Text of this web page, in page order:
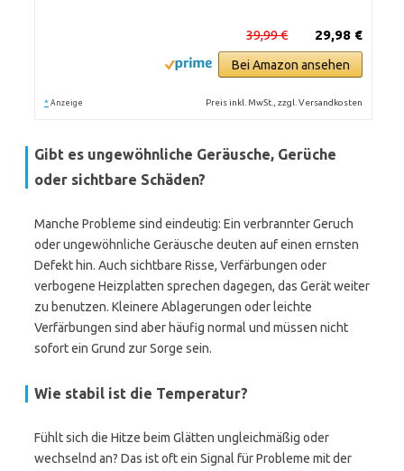
29,98 €
39,99 €
Bei Amazon ansehen
* Anzeige Preis inkl. MwSt., zzgl. Versandkosten
Gibt es ungewöhnliche Geräusche, Gerüche
oder sichtbare Schäden?
Manche Probleme sind eindeutig: Ein verbrannter Geruch
oder ungewöhnliche Geräusche deuten auf einen ernsten
Defekt hin. Auch sichtbare Risse, Verfärbungen oder
verbogene Heizplatten sprechen dagegen, das Gerät weiter
zu benutzen. Kleinere Ablagerungen oder leichte
Verfärbungen sind aber häufig normal und müssen nicht
sofort ein Grund zur Sorge sein.
Wie stabil ist die Temperatur?
Fühlt sich die Hitze beim Glätten ungleichmäßig oder
wechselnd an? Das ist oft ein Signal für Probleme mit der